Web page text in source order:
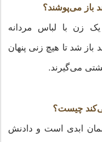
زن با لباس مردانه
باز شد تا هیچ زنی پنهان
می‌گیرند.
ابدی است و دادنش